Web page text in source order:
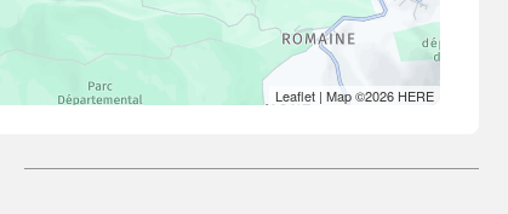
Leaflet| Map ©2026 HERE